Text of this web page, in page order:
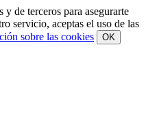
de terceros para asegurarte
servicio, aceptas el uso de las
sobre las cookies OK